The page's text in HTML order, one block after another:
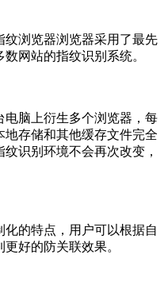
浏览器浏览器采用了最先
网站的指纹识别系统。
脑上衍生多个浏览器，每
地存储和其他缓存文件完全
识别环境不会再次改变，
的特点，用户可以根据自
好的防关联效果。